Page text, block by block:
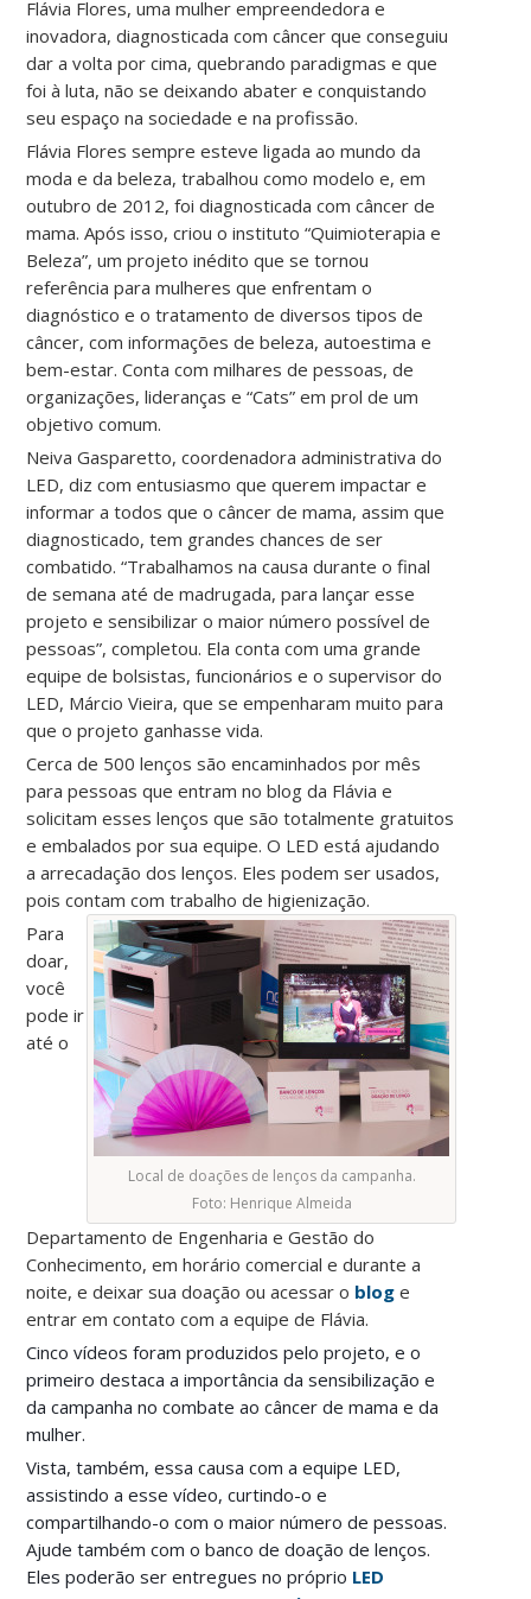
Flávia Flores, uma mulher empreendedora e
inovadora, diagnosticada com câncer que conseguiu
dar a volta por cima, quebrando paradigmas e que
foi à luta, não se deixando abater e conquistando
seu espaço na sociedade e na profissão.
Flávia Flores sempre esteve ligada ao mundo da
moda e da beleza, trabalhou como modelo e, em
outubro de 2012, foi diagnosticada com câncer de
mama. Após isso, criou o instituto “Quimioterapia e
Beleza”, um projeto inédito que se tornou
referência para mulheres que enfrentam o
diagnóstico e o tratamento de diversos tipos de
câncer, com informações de beleza, autoestima e
bem-estar. Conta com milhares de pessoas, de
organizações, lideranças e “Cats” em prol de um
objetivo comum.
Neiva Gasparetto, coordenadora administrativa do
LED, diz com entusiasmo que querem impactar e
informar a todos que o câncer de mama, assim que
diagnosticado, tem grandes chances de ser
combatido. “Trabalhamos na causa durante o final
de semana até de madrugada, para lançar esse
projeto e sensibilizar o maior número possível de
pessoas”, completou. Ela conta com uma grande
equipe de bolsistas, funcionários e o supervisor do
LED, Márcio Vieira, que se empenharam muito para
que o projeto ganhasse vida.
Cerca de 500 lenços são encaminhados por mês
para pessoas que entram no blog da Flávia e
solicitam esses lenços que são totalmente gratuitos
e embalados por sua equipe. O LED está ajudando
a arrecadação dos lenços. Eles podem ser usados,
pois contam com trabalho de higienização.
Local de doações de lenços da campanha.
Foto: Henrique Almeida
Para
doar,
você
pode ir
até o
Departamento de Engenharia e Gestão do
Conhecimento, em horário comercial e durante a
noite, e deixar sua doação ou acessar o blog e
entrar em contato com a equipe de Flávia.
Cinco vídeos foram produzidos pelo projeto, e o
primeiro destaca a importância da sensibilização e
da campanha no combate ao câncer de mama e da
mulher.
Vista, também, essa causa com a equipe LED,
assistindo a esse vídeo, curtindo-o e
compartilhando-o com o maior número de pessoas.
Ajude também com o banco de doação de lenços.
Eles poderão ser entregues no próprio LED